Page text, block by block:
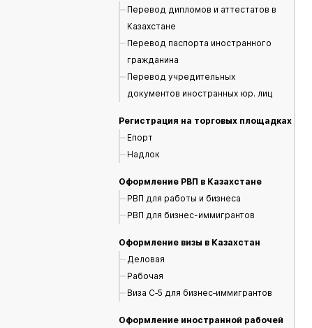
Перевод дипломов и аттестатов в
Казахстане
Перевод паспорта иностранного
гражданина
Перевод учредительных
документов иностранных юр. лиц
Регистрация на торговых площадках
Епорт
Надлок
Оформление РВП в Казахстане
РВП для работы и бизнеса
РВП для бизнес-иммигрантов
Оформление визы в Казахстан
Деловая
Рабочая
Виза С‑5 для бизнес‑иммигрантов
Оформление иностранной рабочей